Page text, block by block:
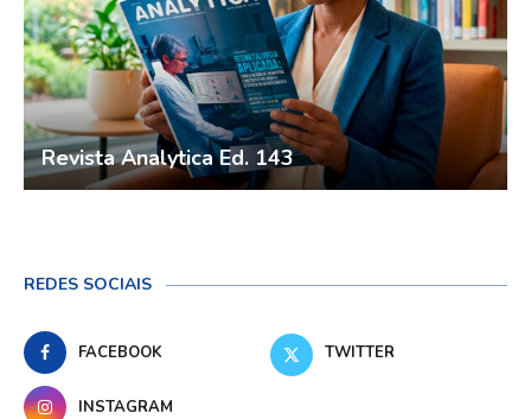
Revista Analytica Ed. 143
REDES SOCIAIS
FACEBOOK TWITTER
INSTAGRAM